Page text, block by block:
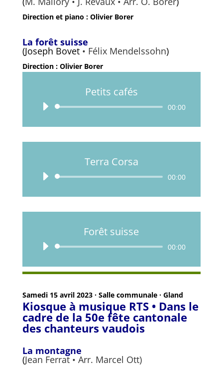
Direction et piano : Olivier Borer
La forêt suisse
(Joseph Bovet• Félix Mendelssohn)
Direction : Olivier Borer
Petits cafés
Lecteur
00:00
Terra Corsa
Lecteur
00:00
Forêt suisse
Lecteur
00:00
Samedi 15 avril 2023 · Salle communale · Gland
Kiosque à musique RTS • Dans le
cadre de la 50e fête cantonale
des chanteurs vaudois
La montagne
(Jean Ferrat • Arr. Marcel Ott)